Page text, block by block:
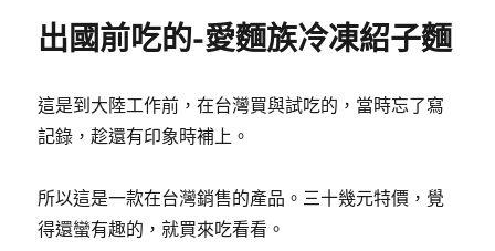
出國前吃的-愛麵族冷凍紹子麵
這是到大陸工作前，在台灣買與試吃的，當時忘了寫
記錄，趁還有印象時補上。
所以這是一款在台灣銷售的產品。三十幾元特價，覺
得還蠻有趣的，就買來吃看看。